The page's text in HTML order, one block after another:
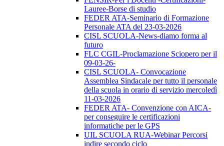
Lauree-Borse di studio
FEDER ATA-Seminario di Formazione
Personale ATA del 23-03-2026
CISL SCUOLA-News-diamo forma al
futuro
FLC CGIL-Proclamazione Sciopero per il
09-03-26-
CISL SCUOLA- Convocazione
Assemblea Sindacale per tutto il personale
della scuola in orario di servizio mercoledì
11-03-2026
FEDER ATA- Convenzione con AICA-
per conseguire le certificazioni
informatiche per le GPS
UIL SCUOLA RUA-Webinar Percorsi
indire secondo ciclo